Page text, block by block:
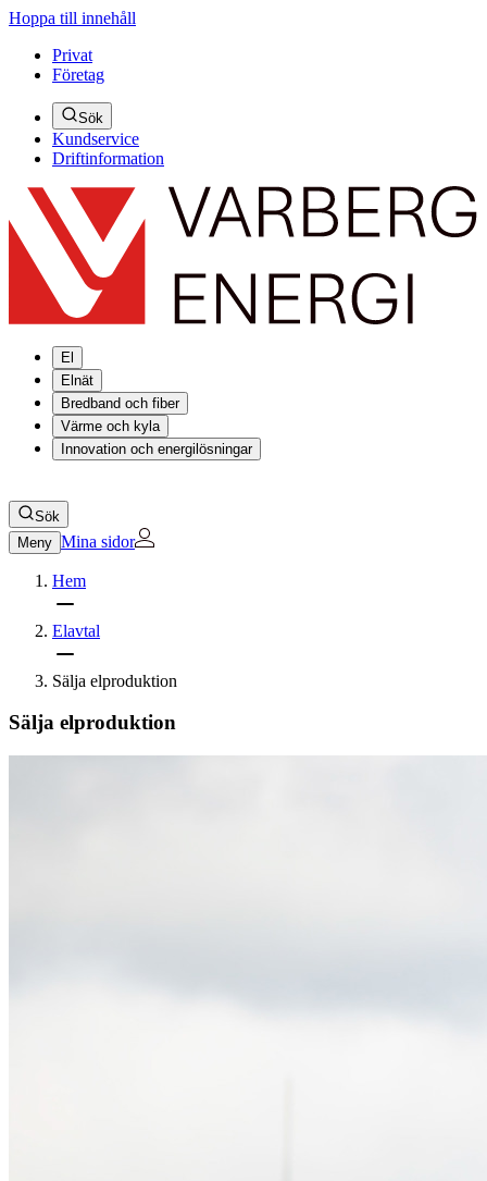
Hoppa till innehåll
Privat
Företag
Sök
Kundservice
Driftinformation
El
Elnät
Bredband och fiber
Värme och kyla
Innovation och energilösningar
Sök
Meny Mina sidor
Hem
Elavtal
Sälja elproduktion
Sälja elproduktion